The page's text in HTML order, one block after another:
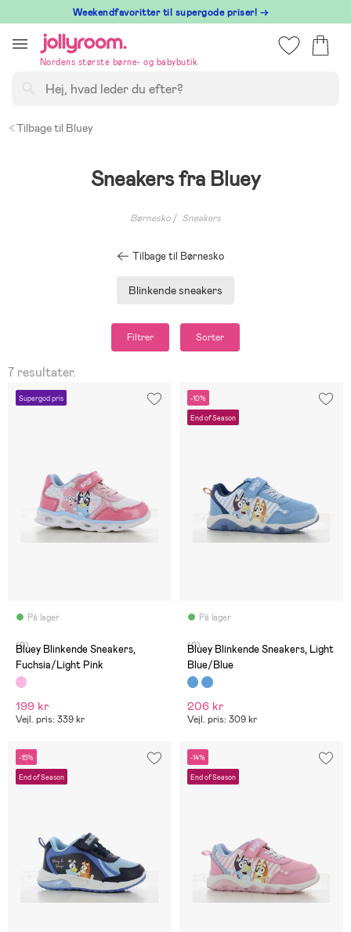
till
innehållet
⁠ Weekendfavoritter til supergode priser! →
Nordens største børne- og babybutik
Tilbage til Bluey
Sneakers fra Bluey
Børnesko Sneakers
Tilbage til Børnesko
Blinkende sneakers
Filtrer Sorter
7 resultater.
Supergod pris
På lager
(0)
Bluey Blinkende Sneakers,
Fuchsia/Light Pink
199 kr
Vejl. pris: 339 kr
-10%
End of Season
På lager
(0)
Bluey Blinkende Sneakers, Light
Blue/Blue
206 kr
Vejl. pris: 309 kr
-15%
End of Season
-14%
End of Season